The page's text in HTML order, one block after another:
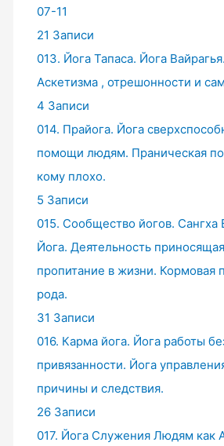
07-11
21 Записи
013. Йога Тапаса. Йога
Аскетизма , отрешонности и
4 Записи
014. Прайога. Йога
помощи людям. Праническая
кому плохо.
5 Записи
015. Сообщество йогов. Сангха
Йога. Деятельность приносящая
пропитание в жизни. Кормовая
рода.
31 Записи
016. Карма йога. Йога работы
привязанности. Йога
причины и следствия.
26 Записи
017. Йога Служения Людям как